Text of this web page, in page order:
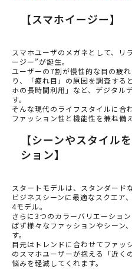
【スマホイージー】
スマホユーザのメガネとして、リ
ージー”が誕生。
ユーザーの7割が慢性的な目の疲
り、「疲れ目」の原因を調査する
ホの長時間利用」など、デジタル
す。
そんな現代のライフスタイルに合
ファッション性と機能性を兼ね備
【シーンやスタイル
ション】
スタートモデルは、スタンダード
ビジネスシーンに最適なスクエア
4モデル。
さらに3つのカラーバリエーショ
ばず様々なファッションやシーン
す。
目元はトレンドに合わせてファッ
のスマホユーザーが抱える「近く
悩みを軽減してくれます。